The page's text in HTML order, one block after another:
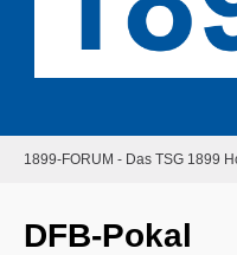
1899-FORUM - Das TSG 1899
DFB-Pokal